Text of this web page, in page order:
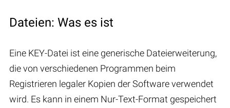
Dateien: Was es ist
Eine KEY-Datei ist eine generische Dateierweiterung,
die von verschiedenen Programmen beim
Registrieren legaler Kopien der Software verwendet
wird. Es kann in einem Nur-Text-Format gespeichert